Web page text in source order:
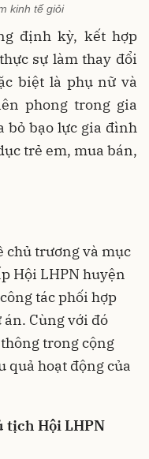
kinh tế giỏi
định kỳ, kết hợp
sự làm thay đổi
biệt là phụ nữ và
phong trong gia
bỏ bạo lực gia đình
trẻ em, mua bán,
chủ trương và mục
Hội LHPN huyện
tác phối hợp
Cùng với đó
trong cộng
quả hoạt động của
tịch Hội LHPN